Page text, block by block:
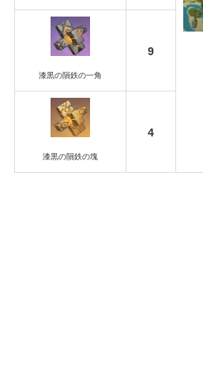
漆黒の隕鉄の一角
9
漆黒の隕鉄の塊
4